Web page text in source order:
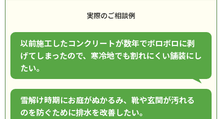
実際のご相談例
以前施工したコンクリートが数年でボロボロに剥
げてしまったので、寒冷地でも割れにくい舗装にし
たい。
雪解け時期にお庭がぬかるみ、靴や玄関が汚れる
のを防ぐために排水を改善したい。